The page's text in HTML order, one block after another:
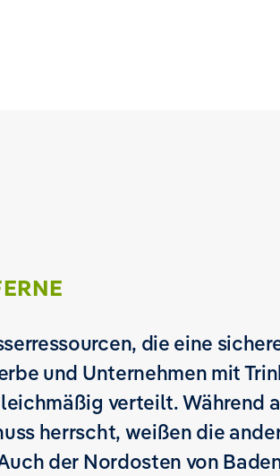
die eine
und Unternehmen mit
verteilt. Während
herrscht, weißen die
der Nordosten von